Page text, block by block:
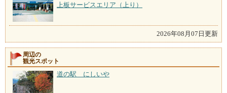
上板サービスエリア（上り）
2026年08月07日更新
周辺の
観光スポット
道の駅 にしいや